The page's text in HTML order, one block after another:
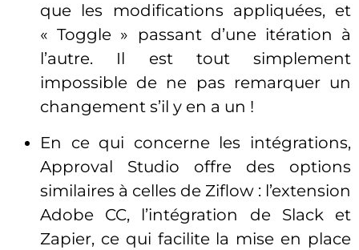
que les modifications appliquées, et
« Toggle » passant d’une itération à
l’autre. Il est tout simplement
impossible de ne pas remarquer un
changement s’il y en a un !
En ce qui concerne les intégrations,
Approval Studio offre des options
similaires à celles de Ziflow : l’extension
Adobe CC, l’intégration de Slack et
Zapier, ce qui facilite la mise en place